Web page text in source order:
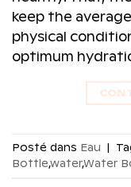
keep the
physical
optimum
Posté dans Eau |
Bottle,water,Water